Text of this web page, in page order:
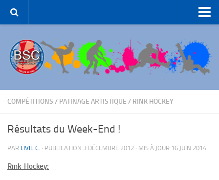
Le Club
Patinage Artistique
Roller-Hockey
Patinage de Loisirs
ROLLER-DANCE
Nous Contacter
COMPÉTITIONS / PATINAGE ARTISTIQUE / RINK HOCKEY
Résultats du Week-End !
PAR LIVIE C. · PUBLICATION 3 DÉCEMBRE 2012 · MIS À JOUR 16 JUIN 2014
Rink-Hockey: